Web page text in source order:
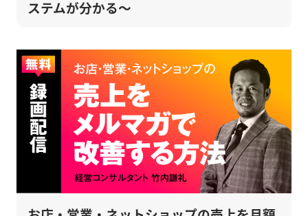
ステムが分かる～